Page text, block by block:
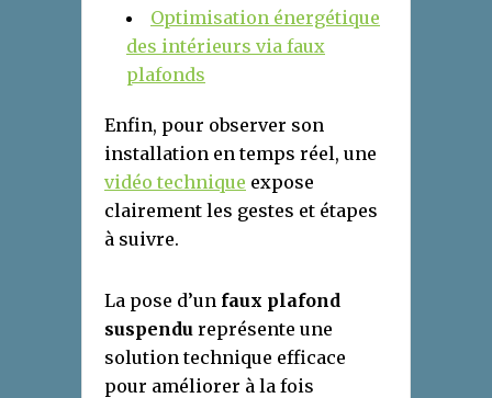
Optimisation énergétique
des intérieurs via faux
plafonds
Enfin, pour observer son
installation en temps réel, une
vidéo technique expose
clairement les gestes et étapes
à suivre.
La pose d’un faux plafond
suspendu représente une
solution technique efficace
pour améliorer à la fois